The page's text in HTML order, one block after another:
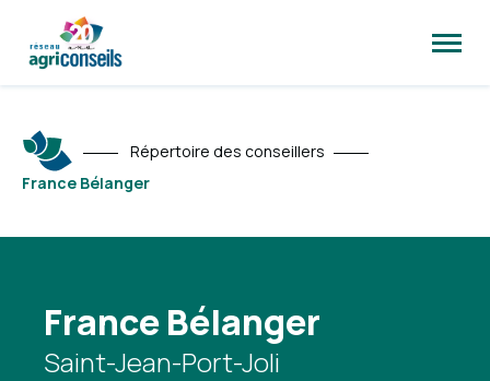
la
Répertoire des conseillers
France Bélanger
France Bélanger
Saint-Jean-Port-Joli